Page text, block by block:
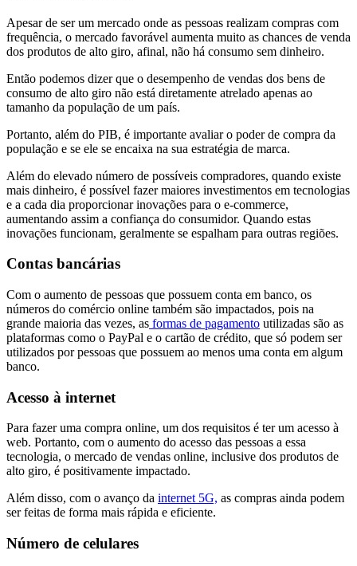
Apesar de ser um mercado onde as pessoas realizam compras com
frequência, o mercado favorável aumenta muito as chances de venda
dos produtos de alto giro, afinal, não há consumo sem dinheiro.
Então podemos dizer que o desempenho de vendas dos bens de
consumo de alto giro não está diretamente atrelado apenas ao
tamanho da população de um país.
Portanto, além do PIB, é importante avaliar o poder de compra da
população e se ele se encaixa na sua estratégia de marca.
Além do elevado número de possíveis compradores, quando existe
mais dinheiro, é possível fazer maiores investimentos em tecnologias
e a cada dia proporcionar inovações para o e-commerce,
aumentando assim a confiança do consumidor. Quando estas
inovações funcionam, geralmente se espalham para outras regiões.
Contas bancárias
Com o aumento de pessoas que possuem conta em banco, os
números do comércio online também são impactados, pois na
grande maioria das vezes, as formas de pagamento utilizadas são as
plataformas como o PayPal e o cartão de crédito, que só podem ser
utilizados por pessoas que possuem ao menos uma conta em algum
banco.
Acesso à internet
Para fazer uma compra online, um dos requisitos é ter um acesso à
web. Portanto, com o aumento do acesso das pessoas a essa
tecnologia, o mercado de vendas online, inclusive dos produtos de
alto giro, é positivamente impactado.
Além disso, com o avanço da internet 5G, as compras ainda podem
ser feitas de forma mais rápida e eficiente.
Número de celulares